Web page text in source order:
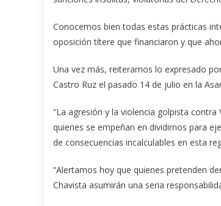
Conocemos bien todas estas prácticas
oposición títere que financiaron y que
Una vez más, reiteramos lo expresado
Castro Ruz el pasado 14 de julio en la
“La agresión y la violencia golpista
quienes se empeñan en dividirnos para
de consecuencias incalculables en esta
“Alertamos hoy que quienes pretenden
Chavista asumirán una seria